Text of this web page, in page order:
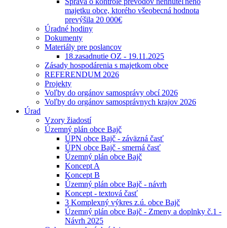
majetku obce, ktorého všeobecná hodnota
prevýšila 20 000€
Úradné hodiny
Dokumenty
Materiály pre poslancov
18.zasadnutie OZ - 19.11.2025
Zásady hospodárenia s majetkom obce
REFERENDUM 2026
Projekty
Voľby do orgánov samosprávy obcí 2026
Voľby do orgánov samosprávnych krajov 2026
Úrad
Vzory žiadostí
Územný plán obce Bajč
ÚPN obce Bajč - záväzná časť
ÚPN obce Bajč - smerná časť
Územný plán obce Bajč
Koncept A
Koncept B
Územný plán obce Bajč - návrh
Koncept - textová časť
3 Komplexný výkres z.ú. obce Bajč
Územný plán obce Bajč - Zmeny a doplnky č.1 -
Návrh 2025